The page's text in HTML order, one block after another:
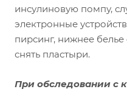
инсулиновую помпу,
электронные
пирсинг, нижнее
снять пластыри.
При обследовании с